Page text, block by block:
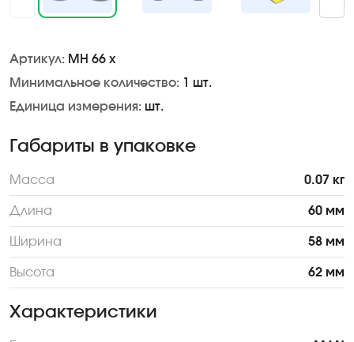
Артикул: MH 66 x
Минимальное количество: 1 шт.
Единица измерения: шт.
Габариты в упаковке
Масса 0.07 кг
Длина 60 мм
Ширина 58 мм
Высота 62 мм
Характеристики